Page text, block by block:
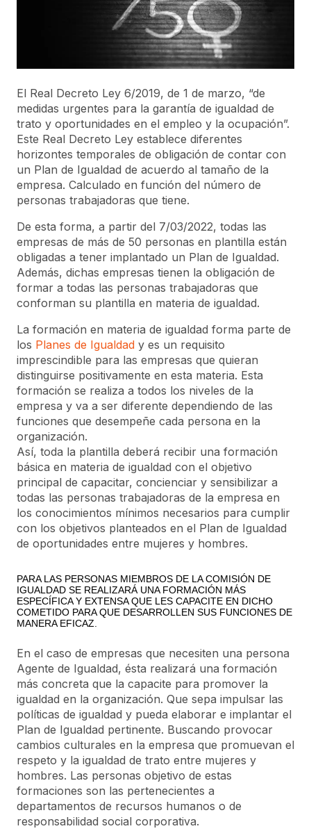
El Real Decreto Ley 6/2019, de 1 de marzo, “de
medidas urgentes para la garantía de igualdad de
trato y oportunidades en el empleo y la ocupación”.
Este Real Decreto Ley establece diferentes
horizontes temporales de obligación de contar con
un Plan de Igualdad de acuerdo al tamaño de la
empresa. Calculado en función del número de
personas trabajadoras que tiene.
De esta forma, a partir del 7/03/2022, todas las
empresas de más de 50 personas en plantilla están
obligadas a tener implantado un Plan de Igualdad.
Además, dichas empresas tienen la obligación de
formar a todas las personas trabajadoras que
conforman su plantilla en materia de igualdad.
La formación en materia de igualdad forma parte de
los Planes de Igualdad y es un requisito
imprescindible para las empresas que quieran
distinguirse positivamente en esta materia. Esta
formación se realiza a todos los niveles de la
empresa y va a ser diferente dependiendo de las
funciones que desempeñe cada persona en la
organización.
Así, toda la plantilla deberá recibir una formación
básica en materia de igualdad con el objetivo
principal de capacitar, concienciar y sensibilizar a
todas las personas trabajadoras de la empresa en
los conocimientos mínimos necesarios para cumplir
con los objetivos planteados en el Plan de Igualdad
de oportunidades entre mujeres y hombres.
PARA LAS PERSONAS MIEMBROS DE LA COMISIÓN DE
IGUALDAD SE REALIZARÁ UNA FORMACIÓN MÁS
ESPECÍFICA Y EXTENSA QUE LES CAPACITE EN DICHO
COMETIDO PARA QUE DESARROLLEN SUS FUNCIONES DE
MANERA EFICAZ.
En el caso de empresas que necesiten una persona
Agente de Igualdad, ésta realizará una formación
más concreta que la capacite para promover la
igualdad en la organización. Que sepa impulsar las
políticas de igualdad y pueda elaborar e implantar el
Plan de Igualdad pertinente. Buscando provocar
cambios culturales en la empresa que promuevan el
respeto y la igualdad de trato entre mujeres y
hombres. Las personas objetivo de estas
formaciones son las pertenecientes a
departamentos de recursos humanos o de
responsabilidad social corporativa.